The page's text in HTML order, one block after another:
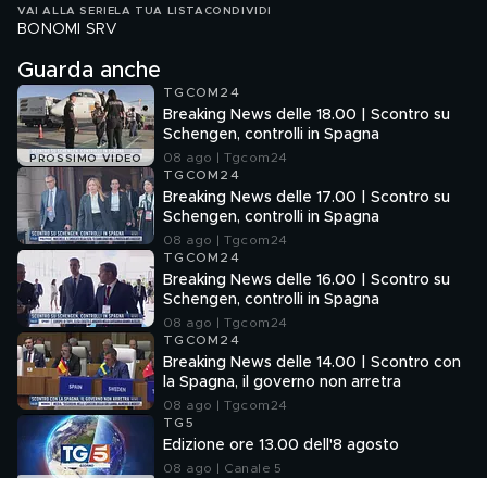
VAI ALLA SERIE LA TUA LISTA CONDIVIDI
BONOMI SRV
Guarda anche
PROSSIMO VIDEO
TGCOM24
Breaking News delle 18.00 | Scontro su
Schengen, controlli in Spagna
08 ago | Tgcom24
TGCOM24
Breaking News delle 17.00 | Scontro su
Schengen, controlli in Spagna
08 ago | Tgcom24
TGCOM24
Breaking News delle 16.00 | Scontro su
Schengen, controlli in Spagna
08 ago | Tgcom24
TGCOM24
Breaking News delle 14.00 | Scontro con
la Spagna, il governo non arretra
08 ago | Tgcom24
TG5
Edizione ore 13.00 dell'8 agosto
08 ago | Canale 5